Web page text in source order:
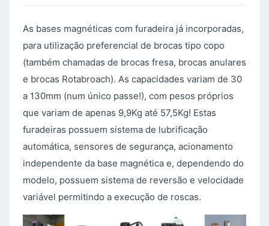
As bases magnéticas com furadeira já incorporadas,
para utilização preferencial de brocas tipo copo
(também chamadas de brocas fresa, brocas anulares
e brocas Rotabroach). As capacidades variam de 30
a 130mm (num único passe!), com pesos próprios
que variam de apenas 9,9Kg até 57,5Kg! Estas
furadeiras possuem sistema de lubrificação
automática, sensores de segurança, acionamento
independente da base magnética e, dependendo do
modelo, possuem sistema de reversão e velocidade
variável permitindo a execução de roscas.